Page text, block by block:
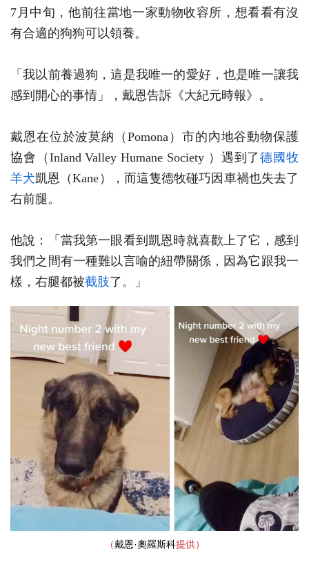
7月中旬，他前往當地一家動物收容所，想看看有沒
有合適的狗狗可以領養。
「我以前養過狗，這是我唯一的愛好，也是唯一讓我
感到開心的事情」，戴恩告訴《大紀元時報》。
戴恩在位於波莫納（Pomona）市的內地谷動物保護
協會（Inland Valley Humane Society ）遇到了德國牧
羊犬凱恩（Kane），而這隻德牧碰巧因車禍也失去了
右前腿。
他說：「當我第一眼看到凱恩時就喜歡上了它，感到
我們之間有一種難以言喻的紐帶關係，因為它跟我一
樣，右腿都被截肢了。」
（戴恩·奧羅斯科提供）